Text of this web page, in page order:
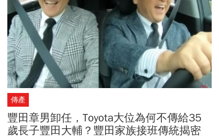
傳產
豐田章男卸任，Toyota大位為何不傳給35
歲長子豐田大輔？豐田家族接班傳統揭密